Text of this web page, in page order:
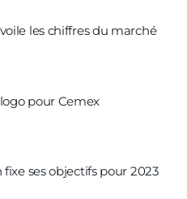
les chiffres du marché
pour Cemex
ses objectifs pour 2023